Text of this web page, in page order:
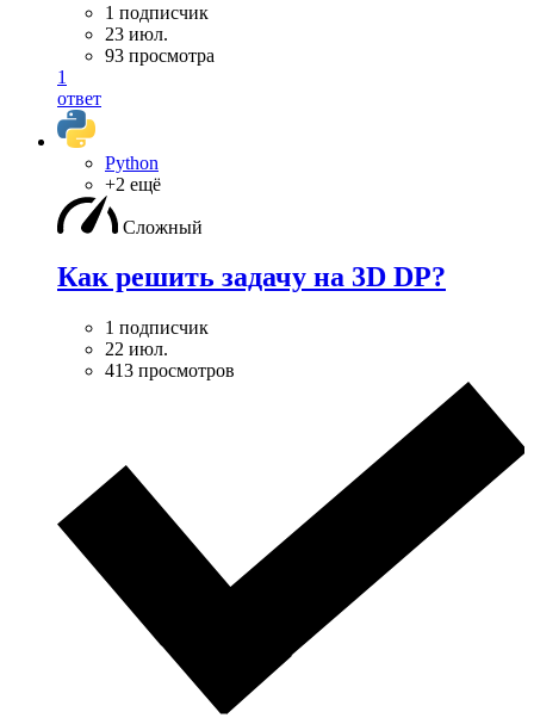
1 подписчик
23 июл.
93 просмотра
1
ответ
Python
+2 ещё
Сложный
Как решить задачу на 3D DP?
1 подписчик
22 июл.
413 просмотров